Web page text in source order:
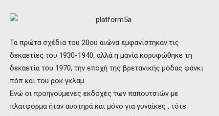
Τα πρώτα σχέδια του 20ου αιώνα εμφανίστηκαν τις
δεκαετίες του 1930-1940, αλλά η μανία κορυφώθηκε τη
δεκαετία του 1970, την εποχή της βρετανικής μόδας φάνκι
πόπ και του ροκ γκλαμ.
Ενώ οι προηγούμενες εκδοχές των παπουτσιών με
πλατφόρμα ήταν αυστηρά και μόνο για γυναίκες , τότε